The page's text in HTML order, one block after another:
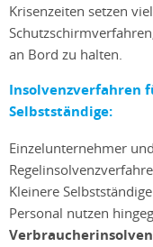
Krisenzeiten setzen
an Bord zu halten.
Insolvenzverfahren
Selbstständige:
Einzelunternehmer
Kleinere
Personal nutzen